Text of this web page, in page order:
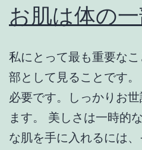
お肌は体の
私にとって最も重要な
部として見ることです
必要です。しっかりお
ます。 美しさは一時的
な肌を手に入れるには